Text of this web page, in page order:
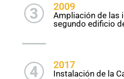
3 2009
Ampliación de las
segundo edificio
4 2017
Instalación de la